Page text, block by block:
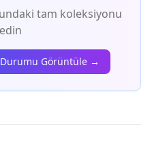
tam koleksiyonu
Görüntüle →